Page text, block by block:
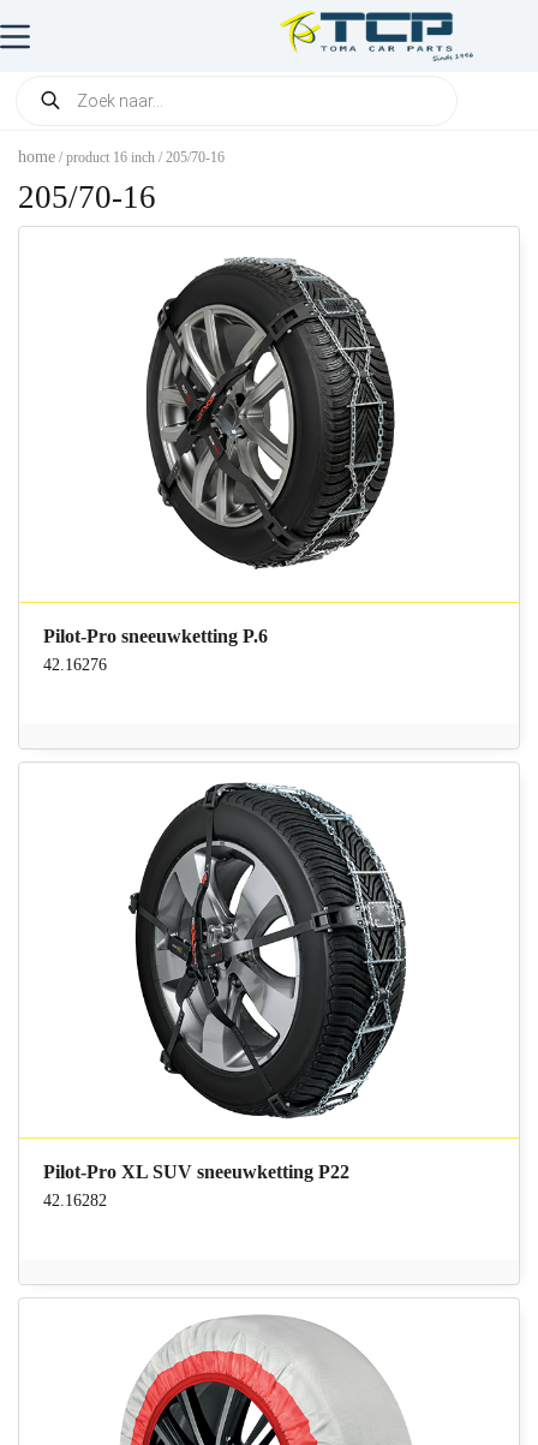
home / product 16 inch / 205/70-16
205/70-16
Pilot-Pro sneeuwketting P.6
42.16276
Pilot-Pro XL SUV sneeuwketting P22
42.16282